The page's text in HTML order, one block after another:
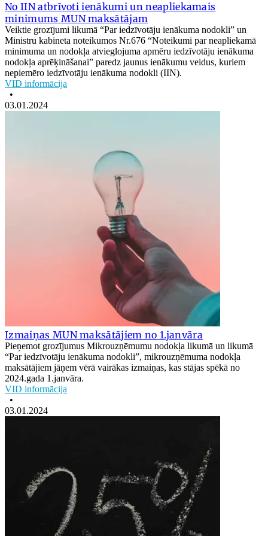
No IIN atbrīvoti ienākumi un neapliekamais
minimums MUN maksātājam
Veiktie grozījumi likumā “Par iedzīvotāju ienākuma nodokli” un
Ministru kabineta noteikumos Nr.676 “Noteikumi par neapliekamā
minimuma un nodokļa atvieglojuma apmēru iedzīvotāju ienākuma
nodokļa aprēķināšanai” paredz jaunus ienākumu veidus, kuriem
nepiemēro iedzīvotāju ienākuma nodokli (IIN).
VID informācija
•
03.01.2024
Izmaiņas MUN maksātājiem no 1.janvāra
Pieņemot grozījumus Mikrouzņēmumu nodokļa likumā un likumā
“Par iedzīvotāju ienākuma nodokli”, mikrouzņēmuma nodokļa
maksātājiem jāņem vērā vairākas izmaiņas, kas stājas spēkā no
2024.gada 1.janvāra.
VID informācija
•
03.01.2024